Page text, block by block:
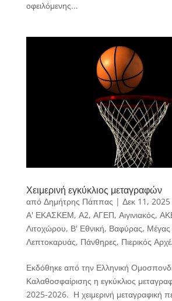
οφειλόμενης...
Χειμερινή εγκύκλιος μεταγραφών
από Δημήτρης Πάππας | Δεκ 11,
Α' ΕΚΑΣΚΕΜ, Α2, ΑΓΕΠ, Αιγινιακός,
Λιτοχώρου, Β' Εθνική, Βαφύρας, Μέγας
Λεπτοκαρυάς, Πάνθηρες, Πιερικός
Εκδόθηκε από την Ελληνική
Καλαθοσφαίρισης η εγκύκλιος
2025-2026. Η χειμερινή μεταγραφική